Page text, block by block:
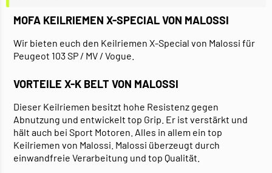
MOFA KEILRIEMEN X-SPECIAL VON MALOSSI
Wir bieten euch den Keilriemen X-Special von Malossi für
Peugeot 103 SP / MV / Vogue.
VORTEILE X-K BELT VON MALOSSI
Dieser Keilriemen besitzt hohe Resistenz gegen
Abnutzung und entwickelt top Grip. Er ist verstärkt und
hält auch bei Sport Motoren. Alles in allem ein top
Keilriemen von Malossi. Malossi überzeugt durch
einwandfreie Verarbeitung und top Qualität.